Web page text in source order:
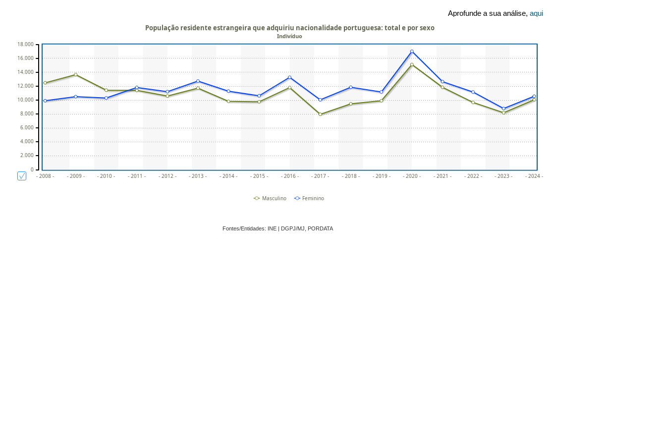
Aprofunde a sua análise, aqui
- 2008 - - 2009 - - 2010 - - 2011 - - 2012 - - 2013 - - 2014 - - 2015 - - 2016 - - 2017 - - 2018 - - 2019 - - 2020 - - 2021 - - 2022 - - 2023 - - 2024 -
População residente estrangeira que adquiriu nacionalidade portuguesa: total e por sexo
Indivíduo
0
2.000
4.000
6.000
8.000
10.000
12.000
14.000
16.000
18.000
Masculino Feminino
Fontes/Entidades: INE | DGPJ/MJ, PORDATA